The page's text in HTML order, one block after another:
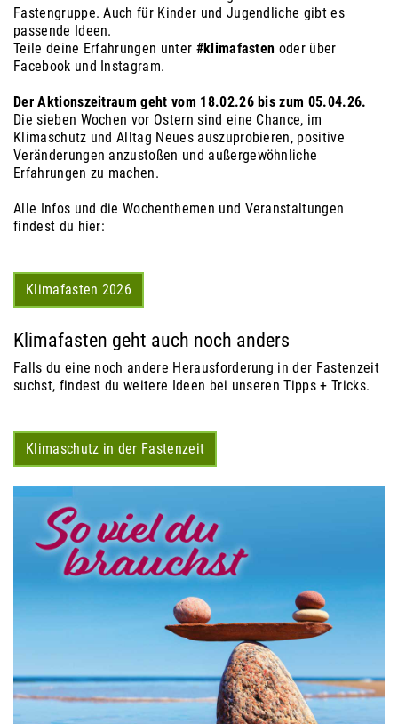
Fastengruppe. Auch für Kinder und Jugendliche gibt es
passende Ideen.
Teile deine Erfahrungen unter #klimafasten oder über
Facebook und Instagram.
Der Aktionszeitraum geht vom 18.02.26 bis zum 05.04.26.
Die sieben Wochen vor Ostern sind eine Chance, im
Klimaschutz und Alltag Neues auszuprobieren, positive
Veränderungen anzustoßen und außergewöhnliche
Erfahrungen zu machen.
Alle Infos und die Wochenthemen und Veranstaltungen
findest du hier:
Klimafasten 2026
Klimafasten geht auch noch anders
Falls du eine noch andere Herausforderung in der Fastenzeit
suchst, findest du weitere Ideen bei unseren Tipps + Tricks.
Klimaschutz in der Fastenzeit